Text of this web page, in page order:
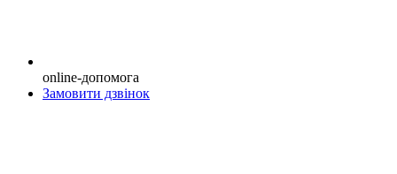
online-допомога
Замовити дзвінок